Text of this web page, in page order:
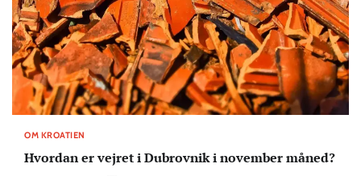
OM KROATIEN
Hvordan er vejret i Dubrovnik i november måned?